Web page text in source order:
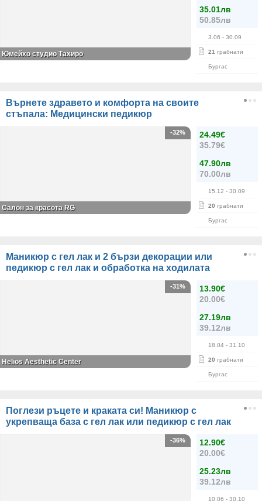
35.01лв
50.85лв
3.06 - 30.09
21 грабнати
Бургас
Юмейхо студио Тахиро
Върнете здравето и комфорта на своите
стъпала: Медицински педикюр
24.49€
35.79€
47.90лв
70.00лв
15.12 - 30.09
20 грабнати
Бургас
-32%
Салон за красота RG
Маникюр с гел лак и 2 бързи декорации или
педикюр с гел лак и обработка на ходилата
13.90€
20.00€
27.19лв
39.12лв
18.04 - 31.10
20 грабнати
Бургас
-31%
Helios Aesthetic Center
Поглези ръцете и краката си! Маникюр с
укрепваща база с гел лак или педикюр с гел лак
12.90€
20.00€
25.23лв
39.12лв
10.06 - 30.10
-36%